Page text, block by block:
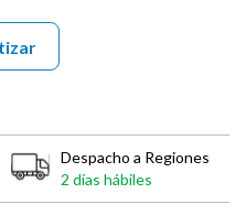
Despacho a Regiones
2 días hábiles